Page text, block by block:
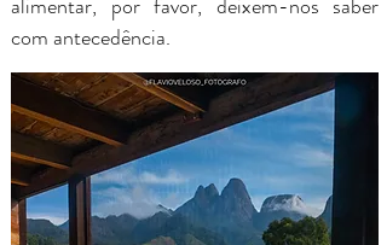
com antecedência.